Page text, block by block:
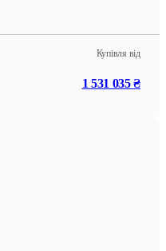
Купівля від
1 531 035 ₴